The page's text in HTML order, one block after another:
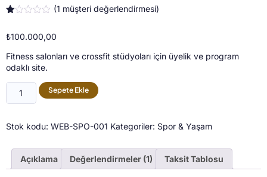
dayanarak
üzerinden
1.00
puan
(1 müşteri değerlendirmesi)
₺100.000,00
Fitness salonları ve crossfit stüdyoları için üyelik ve program
odaklı site.
Sepete Ekle
Stok kodu: WEB-SPO-001 Kategoriler: Spor & Yaşam
Açıklama Değerlendirmeler (1) Taksit Tablosu